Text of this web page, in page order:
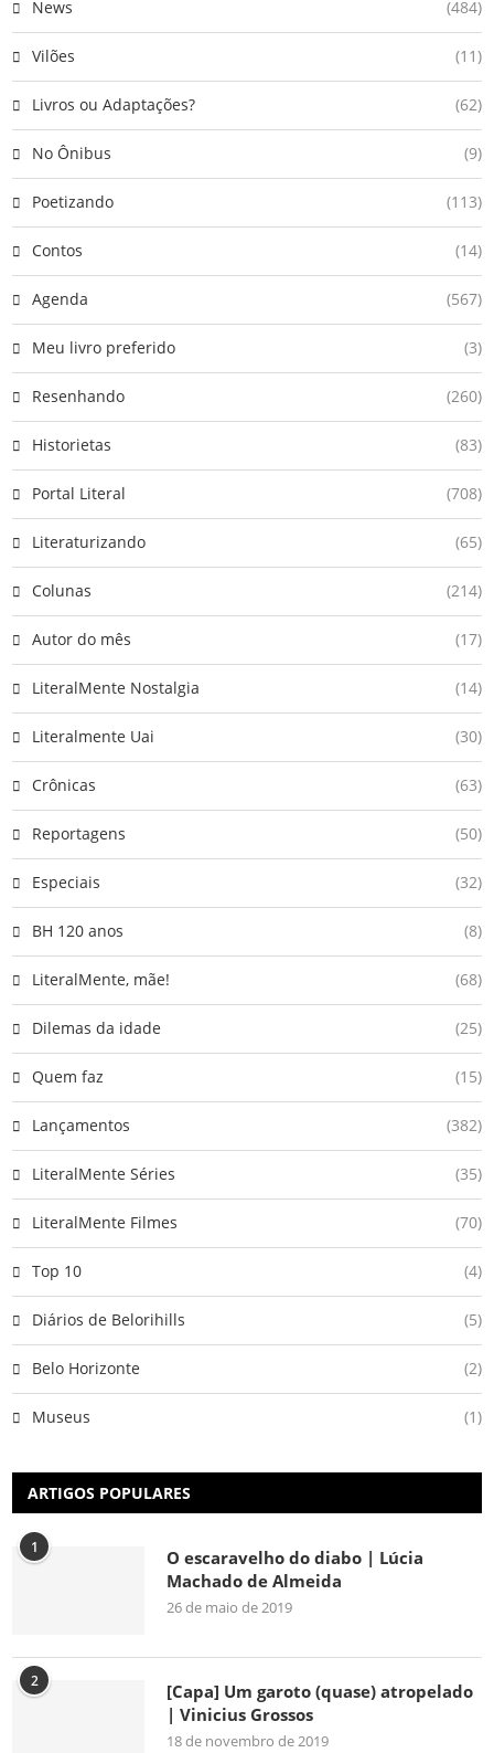
News (484)
Vilões (11)
Livros ou Adaptações? (62)
No Ônibus (9)
Poetizando (113)
Contos (14)
Agenda (567)
Meu livro preferido (3)
Resenhando (260)
Historietas (83)
Portal Literal (708)
Literaturizando (65)
Colunas (214)
Autor do mês (17)
LiteralMente Nostalgia (14)
Literalmente Uai (30)
Crônicas (63)
Reportagens (50)
Especiais (32)
BH 120 anos (8)
LiteralMente, mãe! (68)
Dilemas da idade (25)
Quem faz (15)
Lançamentos (382)
LiteralMente Séries (35)
LiteralMente Filmes (70)
Top 10 (4)
Diários de Belorihills (5)
Belo Horizonte (2)
Museus (1)
ARTIGOS POPULARES
1
O escaravelho do diabo | Lúcia
Machado de Almeida
26 de maio de 2019
2
[Capa] Um garoto (quase) atropelado
| Vinicius Grossos
18 de novembro de 2019